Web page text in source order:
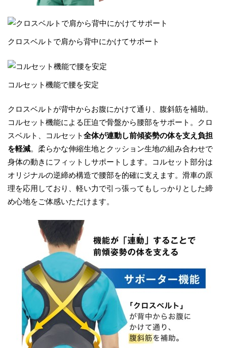
クロスベルトで肩から背中にかけてサポート
コルセット機能で腰を安定
クロスベルトが背中からお腹にかけて通り、腹斜筋を補助。
コルセット機能による圧迫で骨盤から腰部をサポート。クロ
スベルト、コルセット全体が連動し前傾姿勢の体を支え負担
を軽減。柔らかな伸縮生地とクッション生地の組み合わせで
身体の動きにフィットしサポートします。コルセット部分は
オリジナルの逆締め構造で腰部を的確に支えます。滑車の原
理を応用しており、軽い力で引っ張ってもしっかりとした締
め心地をご体感いただけます。